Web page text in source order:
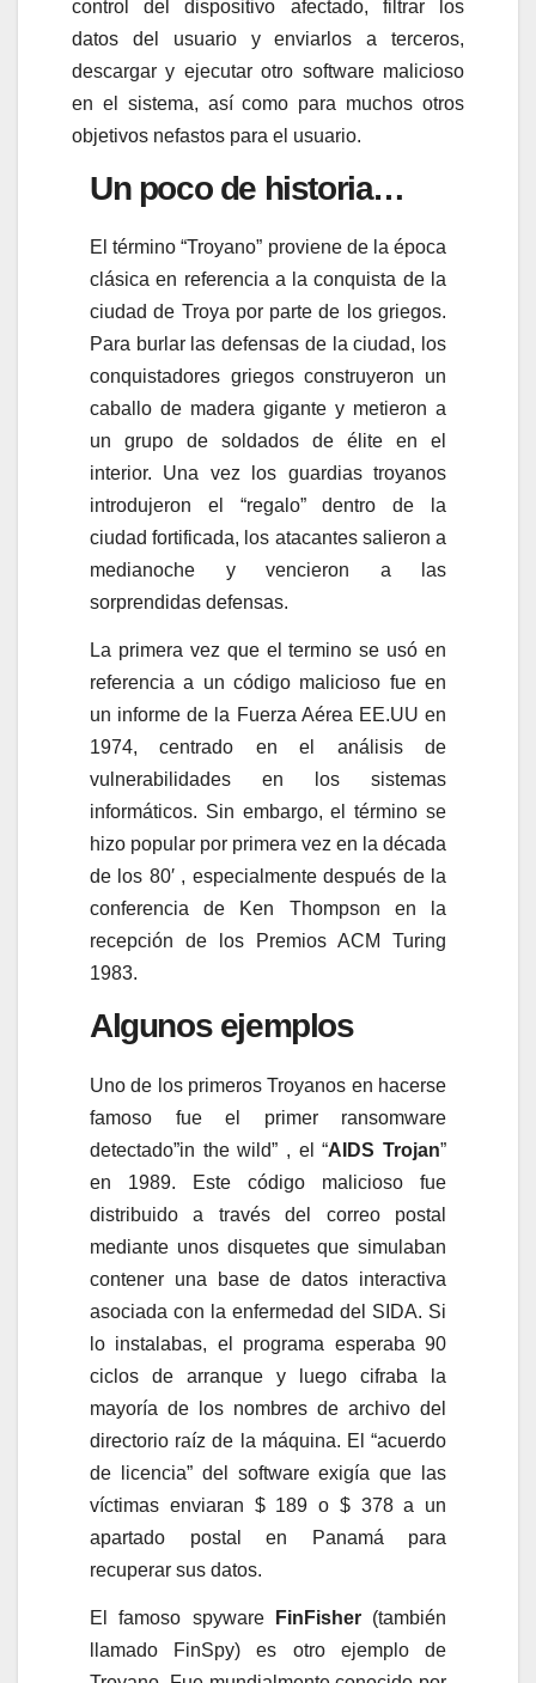
control del dispositivo afectado, filtrar los
datos del usuario y enviarlos a terceros,
descargar y ejecutar otro software malicioso
en el sistema, así como para muchos otros
objetivos nefastos para el usuario.
Un poco de historia…
El término “Troyano” proviene de la época
clásica en referencia a la conquista de la
ciudad de Troya por parte de los griegos.
Para burlar las defensas de la ciudad, los
conquistadores griegos construyeron un
caballo de madera gigante y metieron a
un grupo de soldados de élite en el
interior. Una vez los guardias troyanos
introdujeron el “regalo” dentro de la
ciudad fortificada, los atacantes salieron a
medianoche y vencieron a las
sorprendidas defensas.
La primera vez que el termino se usó en
referencia a un código malicioso fue en
un informe de la Fuerza Aérea EE.UU en
1974, centrado en el análisis de
vulnerabilidades en los sistemas
informáticos. Sin embargo, el término se
hizo popular por primera vez en la década
de los 80′ , especialmente después de la
conferencia de Ken Thompson en la
recepción de los Premios ACM Turing
1983.
Algunos ejemplos
Uno de los primeros Troyanos en hacerse
famoso fue el primer ransomware
detectado”in the wild” , el “AIDS Trojan”
en 1989. Este código malicioso fue
distribuido a través del correo postal
mediante unos disquetes que simulaban
contener una base de datos interactiva
asociada con la enfermedad del SIDA. Si
lo instalabas, el programa esperaba 90
ciclos de arranque y luego cifraba la
mayoría de los nombres de archivo del
directorio raíz de la máquina. El “acuerdo
de licencia” del software exigía que las
víctimas enviaran $ 189 o $ 378 a un
apartado postal en Panamá para
recuperar sus datos.
El famoso spyware FinFisher (también
llamado FinSpy) es otro ejemplo de